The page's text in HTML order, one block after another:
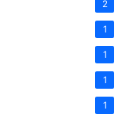
2
1
1
1
1